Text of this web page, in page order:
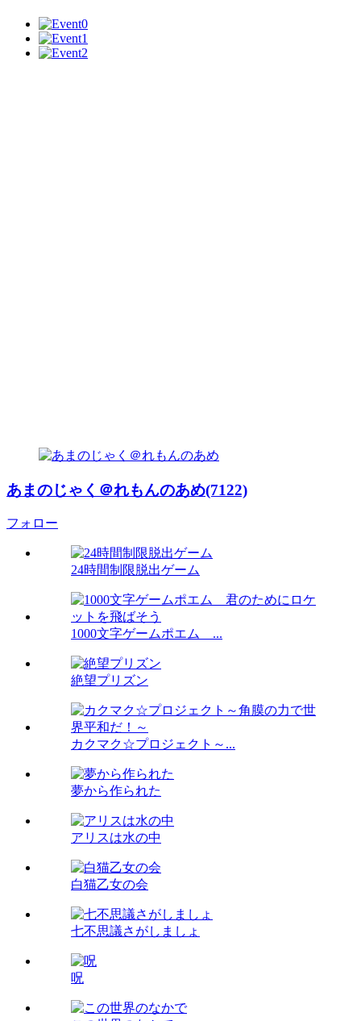
あまのじゃく＠れもんのあめ(7122)
フォロー
24時間制限脱出ゲーム
1000文字ゲームポエム ...
絶望プリズン
カクマク☆プロジェクト～...
夢から作られた
アリスは水の中
白猫乙女の会
七不思議さがしましょ
呪